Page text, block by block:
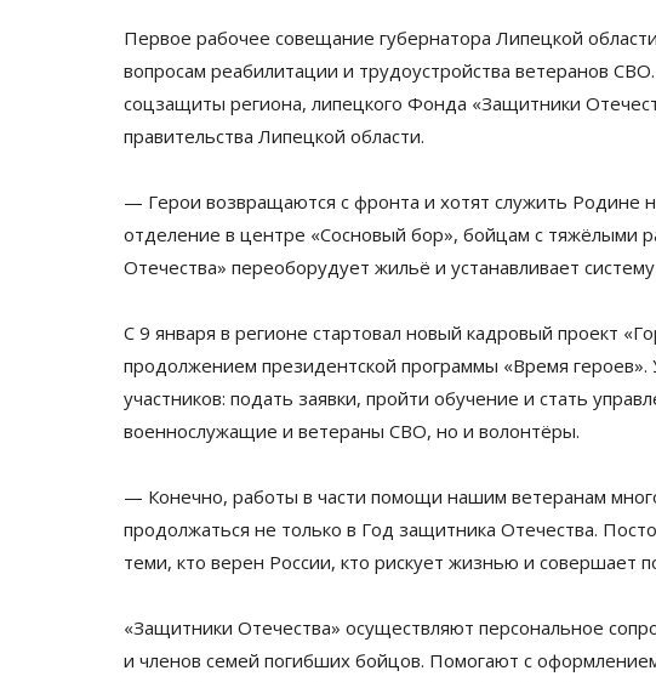
Первое рабочее совещание губернатора Липецкой
вопросам реабилитации и трудоустройства ветеранов
соцзащиты региона, липецкого Фонда «Защитники
правительства Липецкой области.
— Герои возвращаются с фронта и хотят служить Родине
отделение в центре «Сосновый бор», бойцам с тяжёлыми
Отечества» переоборудует жильё и устанавливает систему
С 9 января в регионе стартовал новый кадровый проект «
продолжением президентской программы «Время героев».
участников: подать заявки, пройти обучение и стать
военнослужащие и ветераны СВО, но и волонтёры.
— Конечно, работы в части помощи нашим ветеранам
продолжаться не только в Год защитника Отечества.
теми, кто верен России, кто рискует жизнью и совершает
«Защитники Отечества» осуществляют персональное
и членов семей погибших бойцов. Помогают с